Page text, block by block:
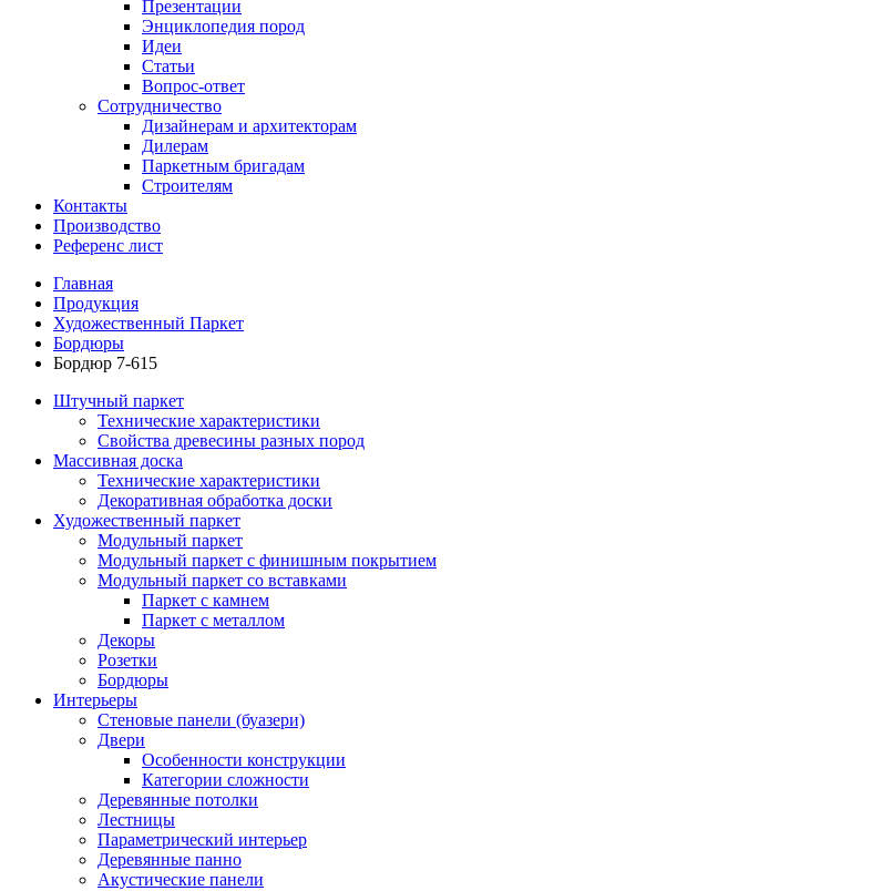
Презентации
Энциклопедия пород
Идеи
Статьи
Вопрос-ответ
Сотрудничество
Дизайнерам и архитекторам
Дилерам
Паркетным бригадам
Строителям
Контакты
Производство
Референс лист
Главная
Продукция
Художественный Паркет
Бордюры
Бордюр 7-615
Штучный паркет
Технические характеристики
Свойства древесины разных пород
Массивная доска
Технические характеристики
Декоративная обработка доски
Художественный паркет
Модульный паркет
Модульный паркет с финишным покрытием
Модульный паркет со вставками
Паркет с камнем
Паркет с металлом
Декоры
Розетки
Бордюры
Интерьеры
Стеновые панели (буазери)
Двери
Особенности конструкции
Категории сложности
Деревянные потолки
Лестницы
Параметрический интерьер
Деревянные панно
Акустические панели